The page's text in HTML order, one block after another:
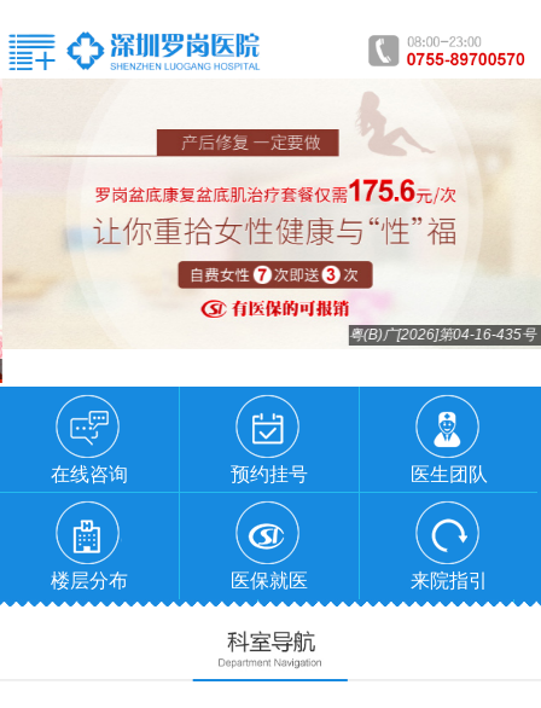
粤(B)广[2026]第04-16-435号
在线咨询 预约挂号 医生团队
楼层分布 医保就医 来院指引